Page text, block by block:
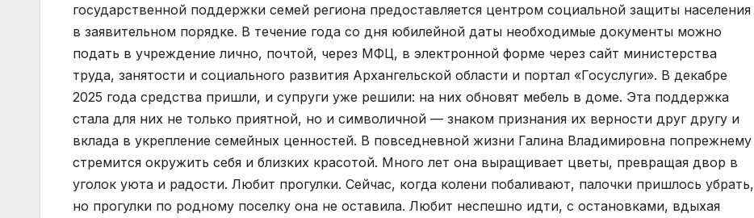
государственной поддержки семей региона предоставляется центром социальной защиты населения
в заявительном порядке. В течение года со дня юбилейной даты необходимые документы можно
подать в учреждение лично, почтой, через МФЦ, в электронной форме через сайт министерства
труда, занятости и социального развития Архангельской области и портал «Госуслуги». В декабре
2025 года средства пришли, и супруги уже решили: на них обновят мебель в доме. Эта поддержка
стала для них не только приятной, но и символичной — знаком признания их верности друг другу и
вклада в укрепление семейных ценностей. В повседневной жизни Галина Владимировна попрежнему
стремится окружить себя и близких красотой. Много лет она выращивает цветы, превращая двор в
уголок уюта и радости. Любит прогулки. Сейчас, когда колени побаливают, палочки пришлось убрать,
но прогулки по родному поселку она не оставила. Любит неспешно идти, с остановками, вдыхая